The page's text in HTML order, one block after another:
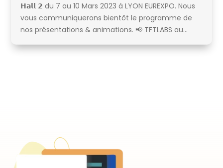
𝗛𝗮𝗹𝗹 𝟮 du 7 au 10 Mars 2023 à LYON EUREXPO. Nous
vous communiquerons bientôt le programme de
nos présentations & animations. 📢 TFTLABS au...